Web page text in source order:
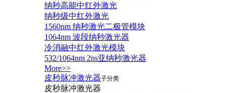
纳秒高能中红外激光
纳秒级中红外激光
1560nm 纳秒激光二极管模块
1064nm 波段纳秒激光器
冷消融中红外激光模块
532/1064nm 2ns亚纳秒激光器
More>>
皮秒脉冲激光器子分类
皮秒脉冲激光器